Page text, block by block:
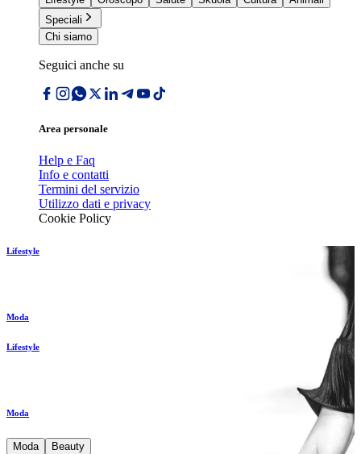
Speciali
Chi siamo
Seguici anche su
Area personale
Help e Faq
Info e contatti
Termini del servizio
Utilizzo dati e privacy
Cookie Policy
Lifestyle
Moda
Lifestyle
Moda
Moda Beauty